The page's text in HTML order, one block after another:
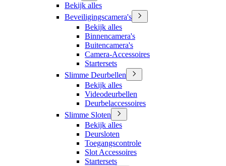
Bekijk alles
Beveiligingscamera's
Bekijk alles
Binnencamera's
Buitencamera's
Camera-Accessoires
Startersets
Slimme Deurbellen
Bekijk alles
Videodeurbellen
Deurbelaccessoires
Slimme Sloten
Bekijk alles
Deursloten
Toegangscontrole
Slot Accessoires
Startersets